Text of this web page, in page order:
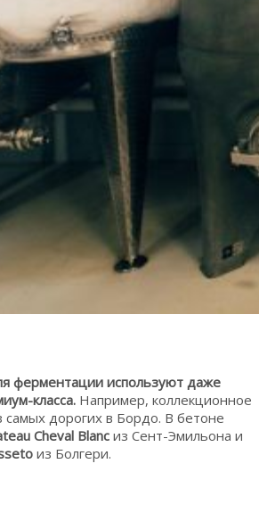
ферментации используют даже
класса. Например, коллекционное
самых дорогих в Бордо. В бетоне
Cheval Blanc из Сент-Эмильона и
из Болгери.